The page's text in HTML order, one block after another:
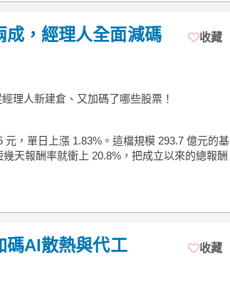
成，經理人全面減碼 收藏
理人新建倉、又加碼了哪些股票！
元，單日上漲 1.83%。這檔規模 293.7 億元的基
天報酬率就衝上 20.8%，把成立以來的總報酬
碼AI散熱與代工 收藏